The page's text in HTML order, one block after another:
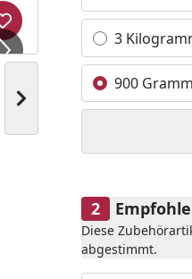
Nächstes Bild anzeigen
Produkt zur Wunschliste
3
900 Gramm
Diese
abgestimmt.